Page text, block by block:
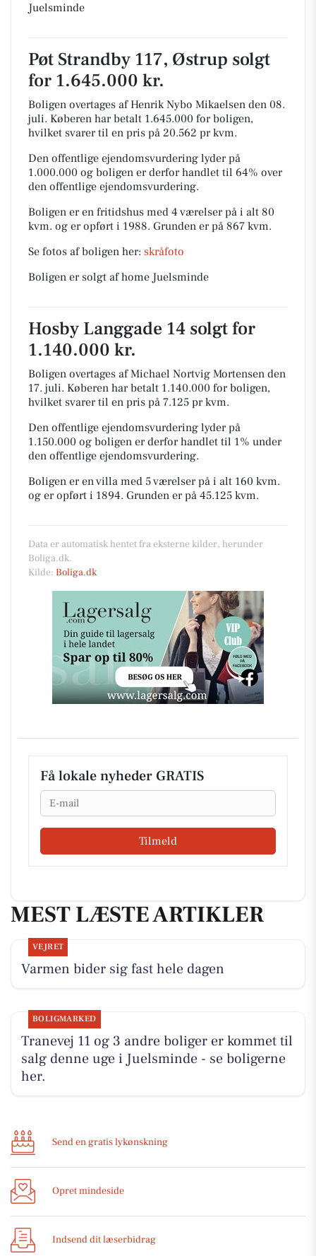
Juelsminde
Pøt Strandby 117, Østrup solgt
for 1.645.000 kr.
Boligen overtages af Henrik Nybo Mikaelsen den 08.
juli. Køberen har betalt 1.645.000 for boligen,
hvilket svarer til en pris på 20.562 pr kvm.
Den offentlige ejendomsvurdering lyder på
1.000.000 og boligen er derfor handlet til 64% over
den offentlige ejendomsvurdering.
Boligen er en fritidshus med 4 værelser på i alt 80
kvm. og er opført i 1988. Grunden er på 867 kvm.
Se fotos af boligen her: skråfoto
Boligen er solgt af home Juelsminde
Hosby Langgade 14 solgt for
1.140.000 kr.
Boligen overtages af Michael Nortvig Mortensen den
17. juli. Køberen har betalt 1.140.000 for boligen,
hvilket svarer til en pris på 7.125 pr kvm.
Den offentlige ejendomsvurdering lyder på
1.150.000 og boligen er derfor handlet til 1% under
den offentlige ejendomsvurdering.
Boligen er en villa med 5 værelser på i alt 160 kvm.
og er opført i 1894. Grunden er på 45.125 kvm.
Data er automatisk hentet fra eksterne kilder, herunder
Boliga.dk.
Kilde: Boliga.dk
Få lokale nyheder GRATIS
Email
Tilmeld
MEST LÆSTE ARTIKLER
VEJRET
Varmen bider sig fast hele dagen
BOLIGMARKED
Tranevej 11 og 3 andre boliger er kommet til
salg denne uge i Juelsminde - se boligerne
her.
Send en gratis lykønskning
Opret mindeside
Indsend dit læserbidrag